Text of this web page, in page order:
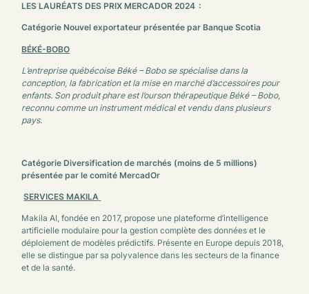
LES LAURÉATS DES PRIX MERCADOR 2024 :
Catégorie Nouvel exportateur présentée parBanque Scotia
BÉKÉ-BOBO
L’entreprise québécoise Béké – Bobo se spécialise dans la
conception, la fabrication et la mise en marché d’accessoires pour
enfants. Son produit phare est l’ourson thérapeutique Béké – Bobo,
reconnu comme un instrument médical et vendu dans plusieurs
pays.
Catégorie Diversification de marchés (moins de 5 millions)
présentée par le comité MercadOr
SERVICES MAKILA
Makila AI, fondée en 2017, propose une plateforme d’intelligence
artificielle modulaire pour la gestion complète des données et le
déploiement de modèles prédictifs. Présente en Europe depuis 2018,
elle se distingue par sa polyvalence dans les secteurs de la finance
et de la santé.